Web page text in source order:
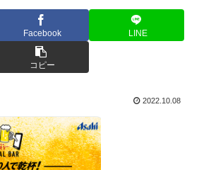
Facebook LINE
コピー
2022.10.08